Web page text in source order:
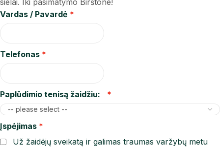
Vardas / Pavardė
Telefonas
Paplūdimio tenisą žaidžiu:
Įspėjimas
Už žaidėjų sveikatą ir galimas traumas varžybų metu